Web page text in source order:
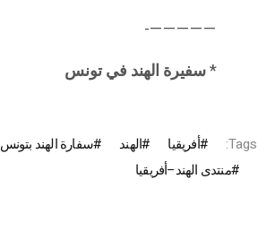
—————-
*سفيرة الهند في تونس
Tags: أفريقيا الهند
سفارة الهند بتونس
منتدى الهند–أفريقيا